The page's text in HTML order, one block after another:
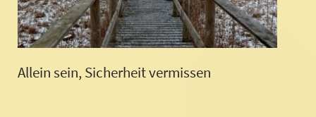
Allein sein, Sicherheit vermissen